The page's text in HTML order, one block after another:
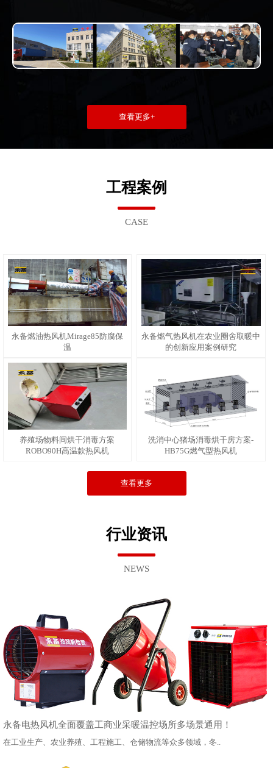
查看更多+
工程案例
CASE
永备燃油热风机Mirage85防腐保
温
永备燃气热风机在农业圈舍取暖中
的创新应用案例研究
养殖场物料间烘干消毒方案
ROBO90H高温款热风机
洗消中心猪场消毒烘干房方案-
HB75G燃气型热风机
查看更多
行业资讯
NEWS
永备电热风机全面覆盖工商业采暖温控场所多场景通用！
在工业生产、农业养殖、工程施工、仓储物流等众多领域，冬..